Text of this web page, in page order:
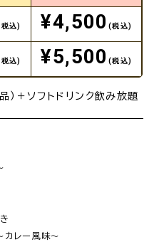
込) ¥4,500 (税込)
込) ¥5,500 (税込)
＋ソフトドリンク飲み放題
カレー風味～